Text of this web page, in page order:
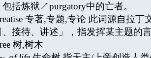
包括炼狱↗purgatory中的亡者。
专著,专题,专论 此词源自拉丁
、接待、讲述」，指发挥某主题的
树,树木